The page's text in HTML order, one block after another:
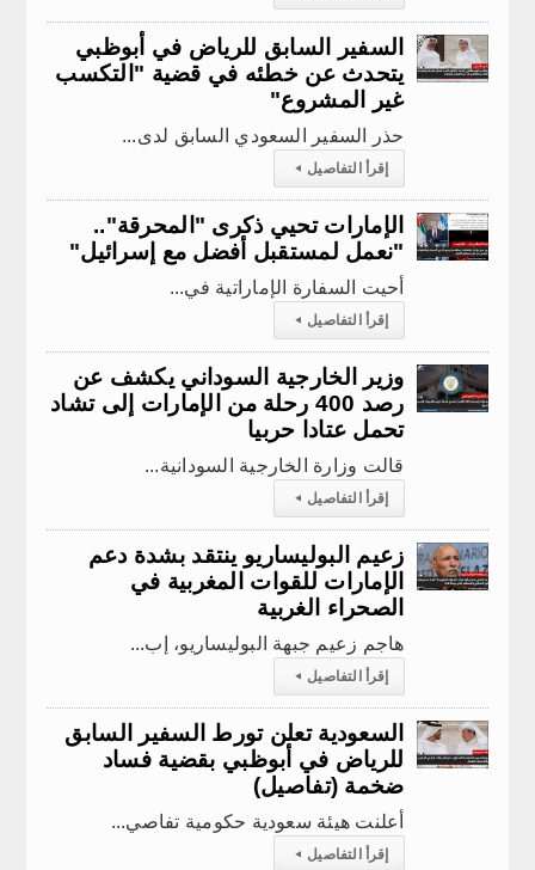
السفير السابق للرياض في أبوظبي
يتحدث عن خطئه في قضية "التكسب
غير المشروع"
حذر السفير السعودي السابق لدى...
إقرأ التفاصيل ◂
الإمارات تحيي ذكرى "المحرقة"..
"نعمل لمستقبل أفضل مع إسرائيل"
​ أحيت السفارة الإماراتية في...
إقرأ التفاصيل ◂
وزير الخارجية السوداني يكشف عن
رصد 400 رحلة من الإمارات إلى تشاد
تحمل عتادا حربيا
قالت وزارة الخارجية السودانية...
إقرأ التفاصيل ◂
زعيم البوليساريو ينتقد بشدة دعم
الإمارات للقوات المغربية في
الصحراء الغربية
هاجم زعيم جبهة البوليساريو، إب...
إقرأ التفاصيل ◂
السعودية تعلن تورط السفير السابق
للرياض في أبوظبي بقضية فساد
ضخمة (تفاصيل)
أعلنت هيئة سعودية حكومية تفاصي...
إقرأ التفاصيل ◂